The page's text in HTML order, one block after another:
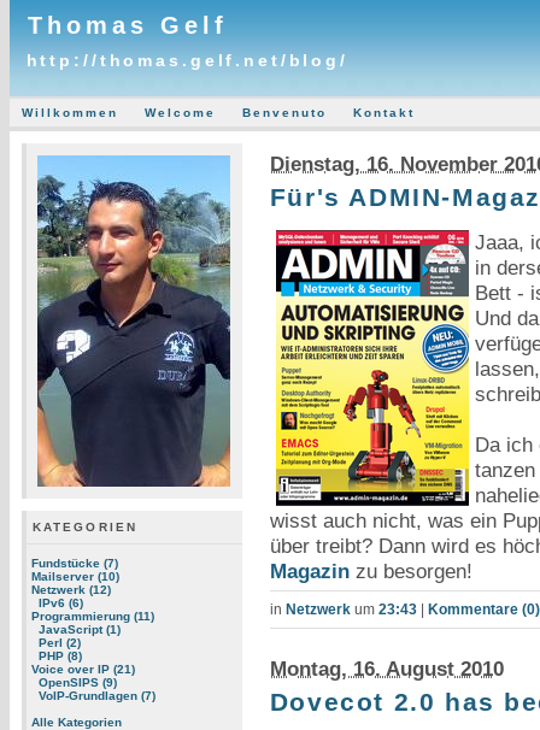
Thomas Gelf
http://thomas.gelf.net/blog/
Willkommen Welcome Benvenuto Kontakt
KATEGORIEN
Fundstücke (7)
Mailserver (10)
Netzwerk (12)
IPv6 (6)
Programmierung (11)
JavaScript (1)
Perl (2)
PHP (8)
Voice over IP (21)
OpenSIPS (9)
VoIP-Grundlagen (7)
Alle Kategorien
Dienstag, 16. November
Für's ADMIN-
Jaaa,
in
Bett -
Und
Da ich
wisst auch nicht, was ein
über treibt? Dann wird es
Magazinzu besorgen!
in Netzwerkum 23:43| Kommentare (0)
Montag, 16. August 2010
Dovecot 2.0 has